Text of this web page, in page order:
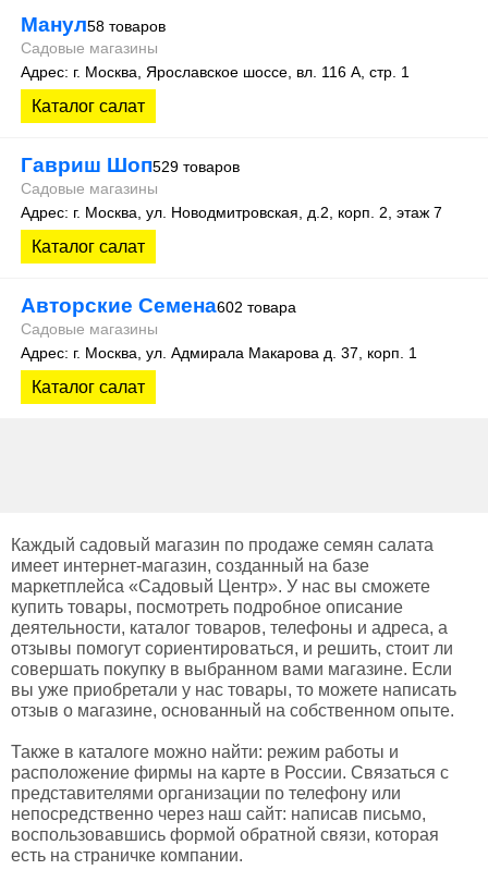
Манул58 товаров
Садовые магазины
Адрес: г. Москва, Ярославское шоссе, вл. 116 А, стр. 1
Каталог салат
Гавриш Шоп529 товаров
Садовые магазины
Адрес: г. Москва, ул. Новодмитровская, д.2, корп. 2, этаж 7
Каталог салат
Авторские Семена602 товара
Садовые магазины
Адрес: г. Москва, ул. Адмирала Макарова д. 37, корп. 1
Каталог салат
Каждый садовый магазин по продаже семян салата
имеет интернет-магазин, созданный на базе
маркетплейса «Садовый Центр». У нас вы сможете
купить товары, посмотреть подробное описание
деятельности, каталог товаров, телефоны и адреса, а
отзывы помогут сориентироваться, и решить, стоит ли
совершать покупку в выбранном вами магазине. Если
вы уже приобретали у нас товары, то можете написать
отзыв о магазине, основанный на собственном опыте.
Также в каталоге можно найти: режим работы и
расположение фирмы на карте в России. Связаться с
представителями организации по телефону или
непосредственно через наш сайт: написав письмо,
воспользовавшись формой обратной связи, которая
есть на страничке компании.